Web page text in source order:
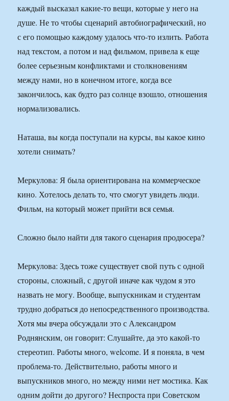
каждый высказал какие-то вещи, которые у него на
душе. Не то чтобы сценарий автобиографический, но
с его помощью каждому удалось что-то излить. Работа
над текстом, а потом и над фильмом, привела к еще
более серьезным конфликтами и столкновениям
между нами, но в конечном итоге, когда все
закончилось, как будто раз солнце взошло, отношения
нормализовались.
Наташа, вы когда поступали на курсы, вы какое кино
хотели снимать?
Меркулова: Я была ориентирована на коммерческое
кино. Хотелось делать то, что смогут увидеть люди.
Фильм, на который может прийти вся семья.
Сложно было найти для такого сценария продюсера?
Меркулова: Здесь тоже существует свой путь с одной
стороны, сложный, с другой иначе как чудом я это
назвать не могу. Вообще, выпускникам и студентам
трудно добраться до непосредственного производства.
Хотя мы вчера обсуждали это с Александром
Роднянским, он говорит: Слушайте, да это какой-то
стереотип. Работы много, welcome. И я поняла, в чем
проблема-то. Действительно, работы много и
выпускников много, но между ними нет мостика. Как
одним дойти до другого? Неспроста при Советском